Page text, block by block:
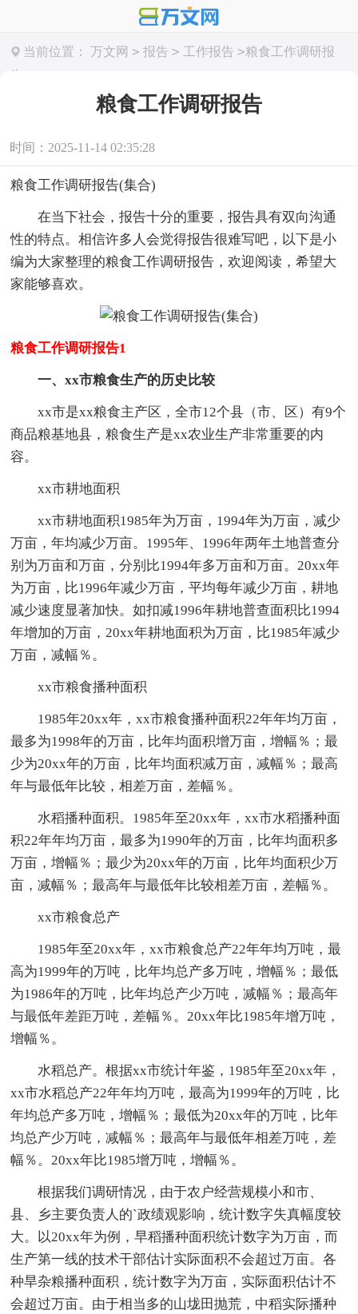
当前位置： 万文网 > 报告 > 工作报告 >粮食工作调研报
告
粮食工作调研报告
时间：2025-11-14 02:35:28
粮食工作调研报告(集合)
在当下社会，报告十分的重要，报告具有双向沟通
性的特点。相信许多人会觉得报告很难写吧，以下是小
编为大家整理的粮食工作调研报告，欢迎阅读，希望大
家能够喜欢。
粮食工作调研报告1
一、xx市粮食生产的历史比较
xx市是xx粮食主产区，全市12个县（市、区）有9个
商品粮基地县，粮食生产是xx农业生产非常重要的内
容。
xx市耕地面积
xx市耕地面积1985年为万亩，1994年为万亩，减少
万亩，年均减少万亩。1995年、1996年两年土地普查分
别为万亩和万亩，分别比1994年多万亩和万亩。20xx年
为万亩，比1996年减少万亩，平均每年减少万亩，耕地
减少速度显著加快。如扣减1996年耕地普查面积比1994
年增加的万亩，20xx年耕地面积为万亩，比1985年减少
万亩，减幅％。
xx市粮食播种面积
1985年20xx年，xx市粮食播种面积22年年均万亩，
最多为1998年的万亩，比年均面积增万亩，增幅％；最
少为20xx年的万亩，比年均面积减万亩，减幅％；最高
年与最低年比较，相差万亩，差幅％。
水稻播种面积。1985年至20xx年，xx市水稻播种面
积22年年均万亩，最多为1990年的万亩，比年均面积多
万亩，增幅％；最少为20xx年的万亩，比年均面积少万
亩，减幅％；最高年与最低年比较相差万亩，差幅％。
xx市粮食总产
1985年至20xx年，xx市粮食总产22年年均万吨，最
高为1999年的万吨，比年均总产多万吨，增幅％；最低
为1986年的万吨，比年均总产少万吨，减幅％；最高年
与最低年差距万吨，差幅％。20xx年比1985年增万吨，
增幅％。
水稻总产。根据xx市统计年鉴，1985年至20xx年，
xx市水稻总产22年年均万吨，最高为1999年的万吨，比
年均总产多万吨，增幅％；最低为20xx年的万吨，比年
均总产少万吨，减幅％；最高年与最低年相差万吨，差
幅％。20xx年比1985增万吨，增幅％。
根据我们调研情况，由于农户经营规模小和市、
县、乡主要负责人的`政绩观影响，统计数字失真幅度较
大。以20xx年为例，早稻播种面积统计数字为万亩，而
生产第一线的技术干部估计实际面积不会超过万亩。各
种旱杂粮播种面积，统计数字为万亩，实际面积估计不
会超过万亩。由于相当多的山垅田抛荒，中稻实际播种